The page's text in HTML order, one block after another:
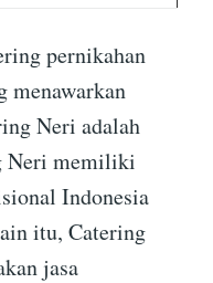
pernikahan
menawarkan
Neri adalah
Neri memiliki
Indonesia
itu, Catering
jasa